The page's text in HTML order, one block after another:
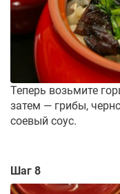
Теперь возьмите
затем — грибы,
соевый соус.
Шаг 8